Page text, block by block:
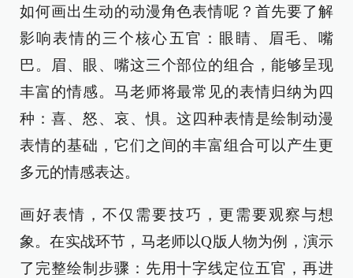
如何画出生动的动漫角色表情呢？首先要了解
影响表情的三个核心五官：眼睛、眉毛、嘴
巴。眉、眼、嘴这三个部位的组合，能够呈现
丰富的情感。马老师将最常见的表情归纳为四
种：喜、怒、哀、惧。这四种表情是绘制动漫
表情的基础，它们之间的丰富组合可以产生更
多元的情感表达。
画好表情，不仅需要技巧，更需要观察与想
象。在实战环节，马老师以Q版人物为例，演示
了完整绘制步骤：先用十字线定位五官，再进